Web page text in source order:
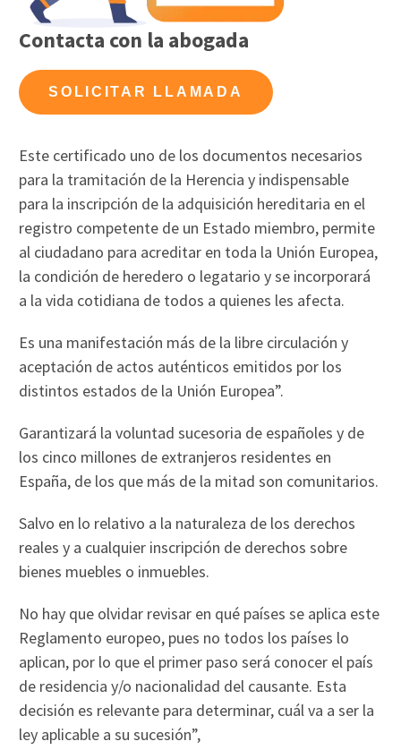
Contacta con la abogada
SOLICITAR LLAMADA
Este certificado uno de los documentos necesarios
para la tramitación de la Herencia y indispensable
para la inscripción de la adquisición hereditaria en el
registro competente de un Estado miembro, permite
al ciudadano para acreditar en toda la Unión Europea,
la condición de heredero o legatario y se incorporará
a la vida cotidiana de todos a quienes les afecta.
Es una manifestación más de la libre circulación y
aceptación de actos auténticos emitidos por los
distintos estados de la Unión Europea”.
Garantizará la voluntad sucesoria de españoles y de
los cinco millones de extranjeros residentes en
España, de los que más de la mitad son comunitarios.
Salvo en lo relativo a la naturaleza de los derechos
reales y a cualquier inscripción de derechos sobre
bienes muebles o inmuebles.
No hay que olvidar revisar en qué países se aplica este
Reglamento europeo, pues no todos los países lo
aplican, por lo que el primer paso será conocer el país
de residencia y/o nacionalidad del causante. Esta
decisión es relevante para determinar, cuál va a ser la
ley aplicable a su sucesión”,